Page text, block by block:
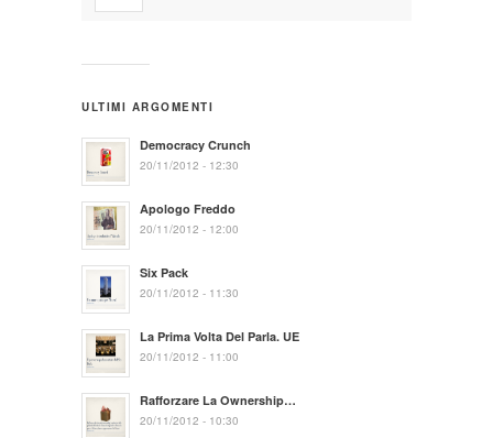
ULTIMI ARGOMENTI
Democracy Crunch
20/11/2012 - 12:30
Apologo Freddo
20/11/2012 - 12:00
Six Pack
20/11/2012 - 11:30
La Prima Volta Del Parla. UE
20/11/2012 - 11:00
Rafforzare La Ownership…
20/11/2012 - 10:30